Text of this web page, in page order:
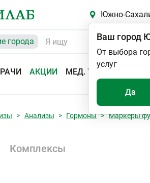
Южно-
города
АКЦИИ МЕД. УСЛУГИ
Ваш город
От выбора
услуг
Да
Анализы Гормоны Маркеры
Комплексы